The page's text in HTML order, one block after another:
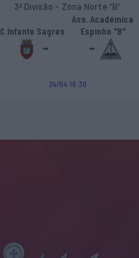
3ª Divisão - Zona Norte “B”
C Infante Sagres
-
Ass. Académica
Espinho "B"
-
24/04 18:30